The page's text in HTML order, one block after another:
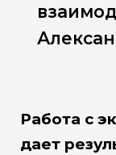
Работа с
дает